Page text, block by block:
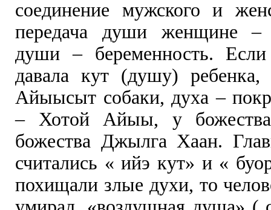
соединение мужского и
передача души женщине –
души – беременность.
давала кут (душу)
Айыысыт собаки, духа –
– Хотой Айыы, у
божества Джылга Хаан.
считались « ийэ кут» и «
похищали злые духи, то